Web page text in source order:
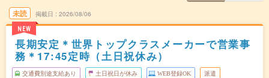
未読
NEW
掲載日 2026/08/06
長期安定＊世界トップクラスメーカーで営業事
務＊17:45定時（土日祝休み）
交通費別途支給あり 土日祝日が休み WEB登録OK 派遣